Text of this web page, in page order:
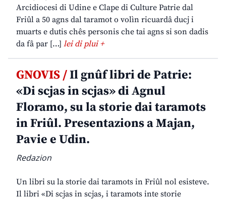
Arcidiocesi di Udine e Clape di Culture Patrie dal
Friûl a 50 agns dal taramot o volìn ricuardâ ducj i
muarts e dutis chês personis che tai agns si son dadis
da fâ par […] lei di plui +
GNOVIS /Il gnûf libri de Patrie:
«Di scjas in scjas» di Agnul
Floramo, su la storie dai taramots
in Friûl. Presentazions a Majan,
Pavie e Udin.
Redazion
Un libri su la storie dai taramots in Friûl nol esisteve.
Il libri «Di scjas in scjas, i taramots inte storie